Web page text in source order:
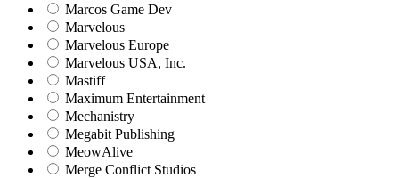
Marcos Game Dev
Marvelous
Marvelous Europe
Marvelous USA, Inc.
Mastiff
Maximum Entertainment
Mechanistry
Megabit Publishing
MeowAlive
Merge Conflict Studios